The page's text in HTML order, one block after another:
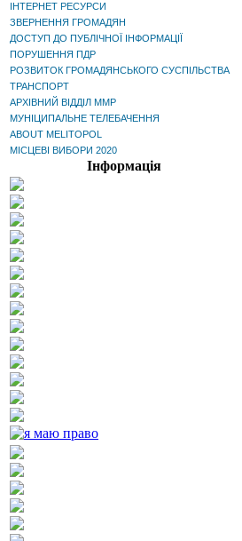
ІНТЕРНЕТ РЕСУРСИ
ЗВЕРНЕННЯ ГРОМАДЯН
ДОСТУП ДО ПУБЛІЧНОЇ ІНФОРМАЦІЇ
ПОРУШЕННЯ ПДР
РОЗВИТОК ГРОМАДЯНСЬКОГО СУСПІЛЬСТВА
ТРАНСПОРТ
АРХІВНИЙ ВІДДІЛ ММР
МУНІЦИПАЛЬНЕ ТЕЛЕБАЧЕННЯ
ABOUT MELITOPOL
МІСЦЕВІ ВИБОРИ 2020
Інформація